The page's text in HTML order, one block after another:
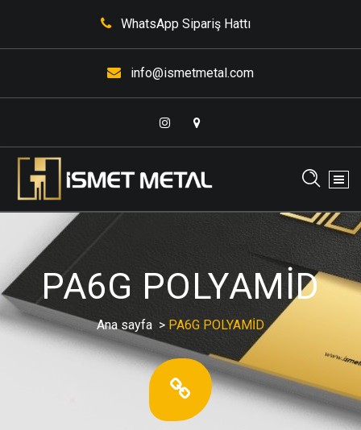
WhatsApp Sipariş Hattı
info@ismetmetal.com
PA6G POLYAMİD
Ana sayfa > PA6G POLYAMİD